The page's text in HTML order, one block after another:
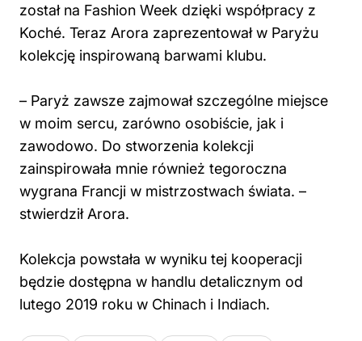
został na Fashion Week dzięki współpracy z
Koché. Teraz Arora zaprezentował w Paryżu
kolekcję inspirowaną barwami klubu.
– Paryż zawsze zajmował szczególne miejsce
w moim sercu, zarówno osobiście, jak i
zawodowo. Do stworzenia kolekcji
zainspirowała mnie również tegoroczna
wygrana Francji w mistrzostwach świata. –
stwierdził Arora.
Kolekcja powstała w wyniku tej kooperacji
będzie dostępna w handlu detalicznym od
lutego 2019 roku w Chinach i Indiach.